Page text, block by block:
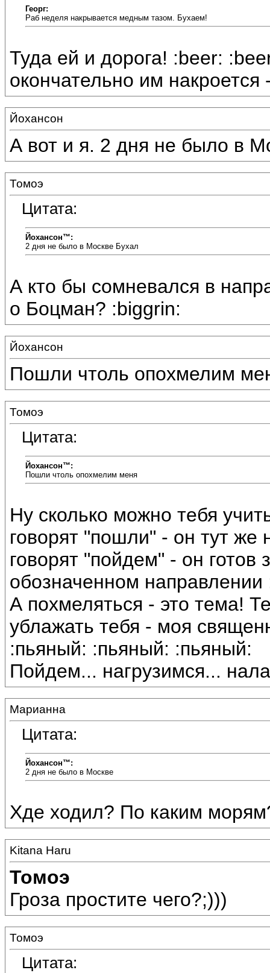
Георг:
Раб неделя накрывается медным тазом. Бухаем!
Туда ей и дорога! :beer:
окончательно им
Йохансон
А вот и я. 2 дня не было в
Томоэ
Цитата:
Йохансон™:
2 дня не было в Москве Бухал
А кто бы сомневался в
о Боцман? :biggrin:
Йохансон
Пошли чтоль опохмелим
Томоэ
Цитата:
Йохансон™:
Пошли чтоль опохмелим меня
Ну сколько можно тебя
говорят "пошли" - он тут же
говорят "пойдем" - он готов
обозначенном направлении
А похмеляться - это тема!
ублажать тебя - моя
:пьяный: :пьяный: :пьяный:
Пойдем... нагрузимся...
Марианна
Цитата:
Йохансон™:
2 дня не было в Москве
Хде ходил? По каким
Kitana Haru
Томоэ
Гроза простите чего?;)))
Томоэ
Цитата: